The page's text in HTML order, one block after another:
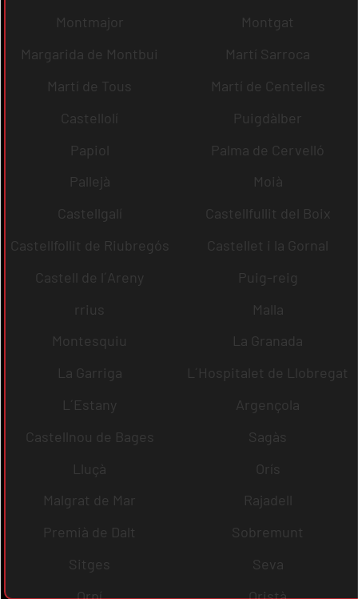
Montmajor
Montgat
Margarida de Montbui
Martí Sarroca
Martí de Tous
Martí de Centelles
Castellolí
Puigdàlber
Papiol
Palma de Cervelló
Pallejà
Moià
Castellgalí
Castellfullit del Boix
Castellfollit de Riubregós
Castellet i la Gornal
Castell de l´Areny
Puig-reig
rrius
Malla
Montesquiu
La Granada
La Garriga
L´Hospitalet de Llobregat
L´Estany
Argençola
Castellnou de Bages
Sagàs
Lluçà
Orís
Malgrat de Mar
Rajadell
Premià de Dalt
Sobremunt
Sitges
Seva